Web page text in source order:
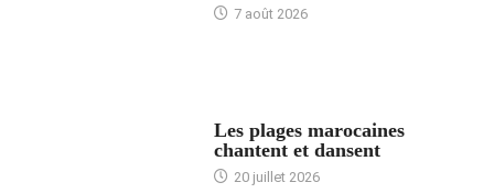
7 août 2026
Les plages marocaines
chantent et dansent
20 juillet 2026